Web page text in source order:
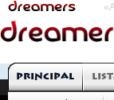
THE DREAMERS
Críticas: Series
Principal